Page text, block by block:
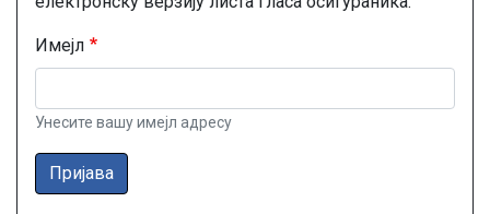
Имејл
Унесите вашу имејл адресу
Пријава